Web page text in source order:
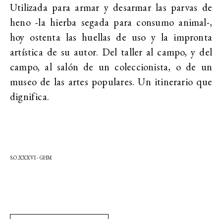
Utilizada para armar y desarmar las parvas de
heno -la hierba segada para consumo animal-,
hoy ostenta las huellas de uso y la impronta
artística de su autor. Del taller al campo, y del
campo, al salón de un coleccionista, o de un
museo de las artes populares. Un itinerario que
dignifica.
S.O.XXXVI - GHM